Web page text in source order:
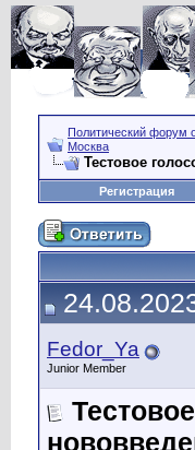
Политический форум
Москва
Тестовое
Регистрация
Fedor_Ya
Junior Member